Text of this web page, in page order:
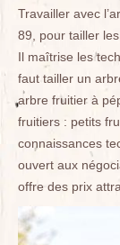
Travailler avec
89, pour tailler
Il maîtrise les
faut tailler un
arbre fruitier à
fruitiers : petits
connaissances
ouvert aux
offre des prix